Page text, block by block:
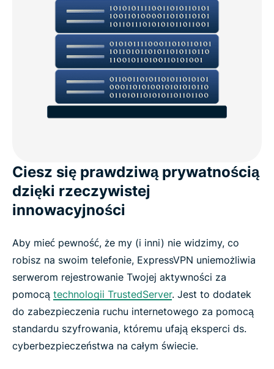
Ciesz się prawdziwą prywatnością
dzięki rzeczywistej
innowacyjności
Aby mieć pewność, że my (i inni) nie widzimy, co
robisz na swoim telefonie, ExpressVPN uniemożliwia
serwerom rejestrowanie Twojej aktywności za
pomocą technologii TrustedServer. Jest to dodatek
do zabezpieczenia ruchu internetowego za pomocą
standardu szyfrowania, któremu ufają eksperci ds.
cyberbezpieczeństwa na całym świecie.